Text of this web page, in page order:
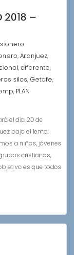
2018 –
,Aranjuez,
, diferente,
silos, Getafe,
, PLAN
el día 20 de
bajo el lema:
a niños, jóvenes
cristianos,
es que todos